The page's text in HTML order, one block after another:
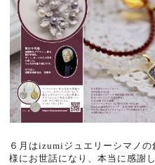
６月はizumiジュエリーシマノ
様にお世話になり、本当に感謝